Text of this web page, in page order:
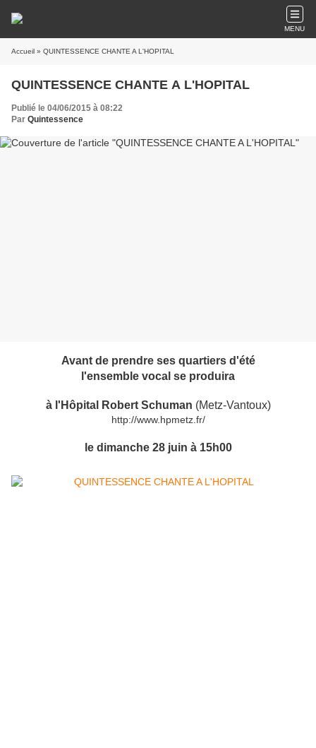
MENU
Accueil » QUINTESSENCE CHANTE A L'HOPITAL
QUINTESSENCE CHANTE A L'HOPITAL
Publié le 04/06/2015 à 08:22
Par Quintessence
Avant de prendre ses quartiers d'été
l'ensemble vocal se produira
à l'Hôpital Robert Schuman (Metz-Vantoux)
http://www.hpmetz.fr/
le dimanche 28 juin à 15h00